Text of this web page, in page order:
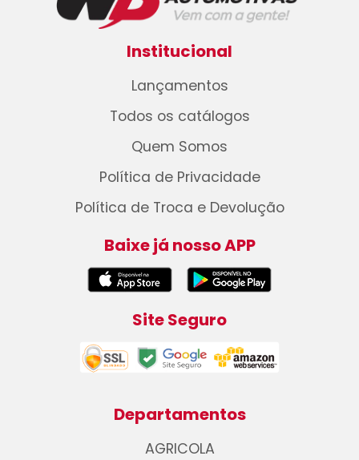
Institucional
Lançamentos
Todos os catálogos
Quem Somos
Política de Privacidade
Política de Troca e Devolução
Baixe já nosso APP
Site Seguro
Departamentos
AGRICOLA